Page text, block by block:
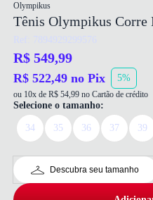
Olympikus
Tênis Olympikus Corre
Ref: 7894929299576
R$ 549,99
R$ 522,49 no Pix 5%
ou 10x de R$ 54,99 no Cartão de crédito
Selecione o tamanho:
34 35 36 37 39
Descubra seu tamanho